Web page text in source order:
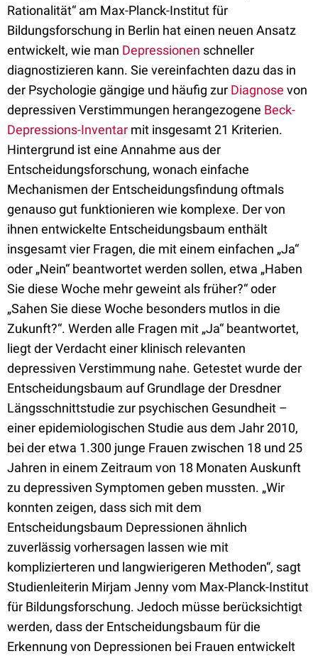
Rationalität“ am Max-Planck-Institut für
Bildungsforschung in Berlin hat einen neuen Ansatz
entwickelt, wie man Depressionen schneller
diagnostizieren kann. Sie vereinfachten dazu das in
der Psychologie gängige und häufig zur Diagnose von
depressiven Verstimmungen herangezogene Beck-
Depressions-Inventar mit insgesamt 21 Kriterien.
Hintergrund ist eine Annahme aus der
Entscheidungsforschung, wonach einfache
Mechanismen der Entscheidungsfindung oftmals
genauso gut funktionieren wie komplexe. Der von
ihnen entwickelte Entscheidungsbaum enthält
insgesamt vier Fragen, die mit einem einfachen „Ja“
oder „Nein“ beantwortet werden sollen, etwa „Haben
Sie diese Woche mehr geweint als früher?“ oder
„Sahen Sie diese Woche besonders mutlos in die
Zukunft?“. Werden alle Fragen mit „Ja“ beantwortet,
liegt der Verdacht einer klinisch relevanten
depressiven Verstimmung nahe. Getestet wurde der
Entscheidungsbaum auf Grundlage der Dresdner
Längsschnittstudie zur psychischen Gesundheit –
einer epidemiologischen Studie aus dem Jahr 2010,
bei der etwa 1.300 junge Frauen zwischen 18 und 25
Jahren in einem Zeitraum von 18 Monaten Auskunft
zu depressiven Symptomen geben mussten. „Wir
konnten zeigen, dass sich mit dem
Entscheidungsbaum Depressionen ähnlich
zuverlässig vorhersagen lassen wie mit
komplizierteren und langwierigeren Methoden“, sagt
Studienleiterin Mirjam Jenny vom Max-Planck-Institut
für Bildungsforschung. Jedoch müsse berücksichtigt
werden, dass der Entscheidungsbaum für die
Erkennung von Depressionen bei Frauen entwickelt